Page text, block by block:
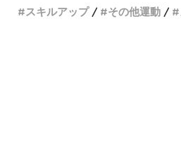
スキルアップ
その他運動